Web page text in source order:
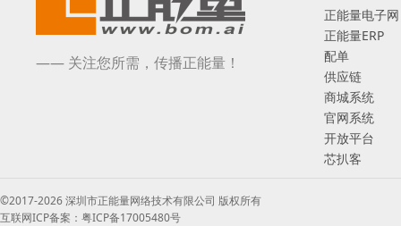
—— 关注您所需，传播正能量！
正能量电子网
正能量ERP
配单
供应链
商城系统
官网系统
开放平台
芯扒客
©2017-2026 深圳市正能量网络技术有限公司 版权所有
互联网ICP备案：粤ICP备17005480号